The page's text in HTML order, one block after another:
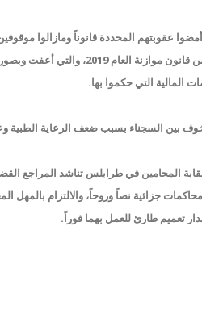
أمضوا عقوبتهم المحددة قانوناً ومازالوا
التام لتطبيق نص المادة 67 من
المالية التي حكموا بها.
بين السجناء بسبب ضعف الرعاية الطبية
المحامين في طرابلس تناشد المراجع
تعميم طارئ للعمل بهما فوراً.